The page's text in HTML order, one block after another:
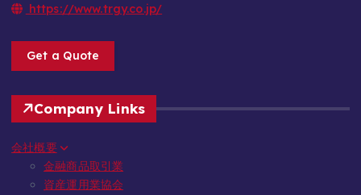
https://www.trgy.co.jp/
Get a Quote
Company Links
会社概要
金融商品取引業
資産運用業協会